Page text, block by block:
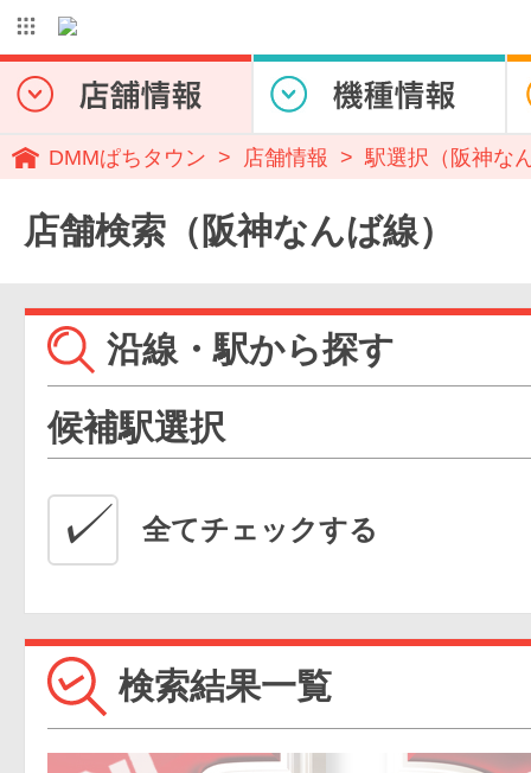
DMMぱちタウン 店舗情報 駅選択（阪神な
店舗検索（阪神なんば線）
沿線・駅から探す
候補駅選択
全てチェックする
検索結果一覧